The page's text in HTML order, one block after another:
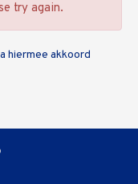
try again.
hiermee akkoord